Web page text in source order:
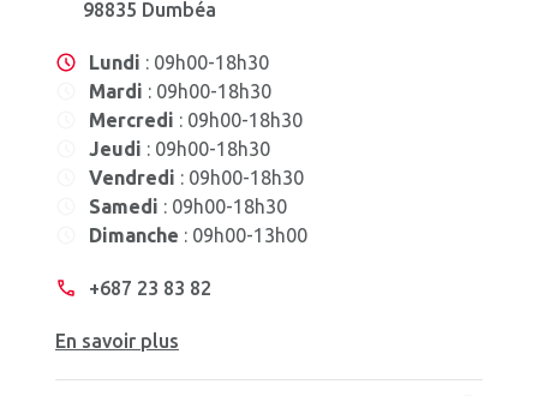
98835 Dumbéa
Lundi : 09h00-18h30
Mardi : 09h00-18h30
Mercredi : 09h00-18h30
Jeudi : 09h00-18h30
Vendredi : 09h00-18h30
Samedi : 09h00-18h30
Dimanche : 09h00-13h00
+687 23 83 82
En savoir plus